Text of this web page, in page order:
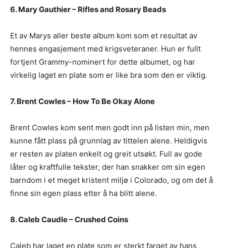
6. Mary Gauthier – Rifles and Rosary Beads
Et av Marys aller beste album kom som et resultat av
hennes engasjement med krigsveteraner. Hun er fullt
fortjent Grammy-nominert for dette albumet, og har
virkelig laget en plate som er like bra som den er viktig.
7. Brent Cowles – How To Be Okay Alone
Brent Cowles kom sent men godt inn på listen min, men
kunne fått plass på grunnlag av tittelen alene. Heldigvis
er resten av platen enkelt og greit utsøkt. Full av gode
låter og kraftfulle tekster, der han snakker om sin egen
barndom i et meget kristent miljø i Colorado, og om det å
finne sin egen plass etter å ha blitt alene.
8. Caleb Caudle – Crushed Coins
Caleb har laget en plate som er sterkt farget av hans